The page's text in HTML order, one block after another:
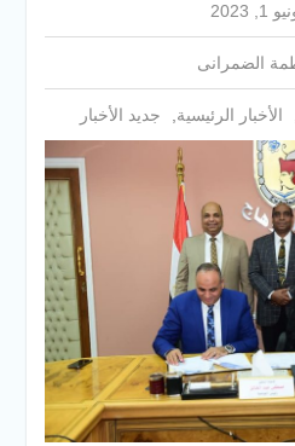
1, 2023
الضمرانى
الأخبار الرئيسية جديد الأخبار